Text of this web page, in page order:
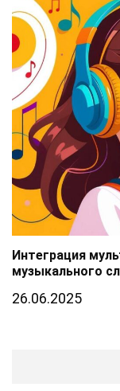
Интеграция
музыкального
26.06.2025